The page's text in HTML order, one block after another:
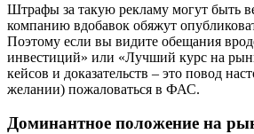
Штрафы за такую рекламу могут быть
компанию вдобавок обяжут
Поэтому если вы видите обещания
инвестиций» или «Лучший курс на
кейсов и доказательств – это повод
желании) пожаловаться в ФАС.
Доминантное положение на